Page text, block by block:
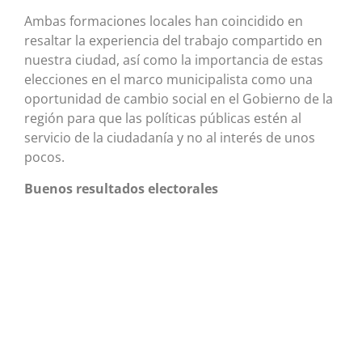
Ambas formaciones locales han coincidido en
resaltar la experiencia del trabajo compartido en
nuestra ciudad, así como la importancia de estas
elecciones en el marco municipalista como una
oportunidad de cambio social en el Gobierno de la
región para que las políticas públicas estén al
servicio de la ciudadanía y no al interés de unos
pocos.
Buenos resultados electorales